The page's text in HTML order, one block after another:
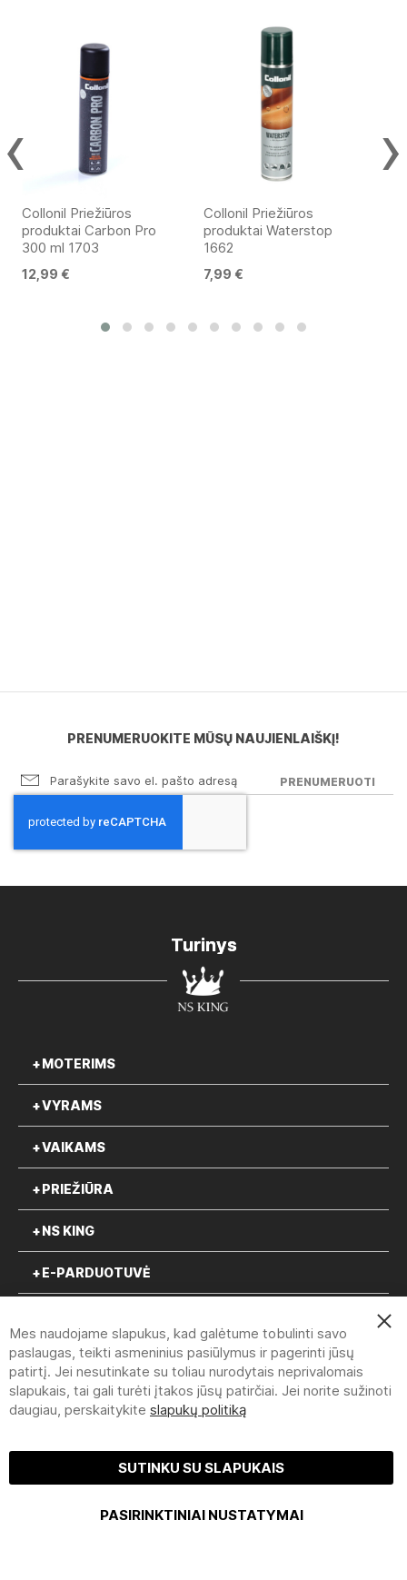
Collonil Priežiūros
produktai Carbon Pro
300 ml 1703
12,99 €
Collonil Priežiūros
produktai Waterstop
1662
7,99 €
‹ ›
PRENUMERUOKITE MŪSŲ NAUJIENLAIŠKĮ!
PRENUMERUOTI
Turinys
MOTERIMS
VYRAMS
VAIKAMS
PRIEŽIŪRA
NS KING
E-PARDUOTUVĖ
pirmadienį-penktadienį 8:30-
16:00
ROPAŽU NOVADS, LATVIJA | +370 612 632 87 INFO@NSKING.LT (8:30-
Mes naudojame slapukus, kad galėtume tobulinti savo
paslaugas, teikti asmeninius pasiūlymus ir pagerinti jūsų
patirtį. Jei nesutinkate su toliau nurodytais neprivalomais
slapukais, tai gali turėti įtakos jūsų patirčiai. Jei norite sužinoti
daugiau, perskaitykite slapukų politiką
SUTINKU SU SLAPUKAIS
PASIRINKTINIAI NUSTATYMAI